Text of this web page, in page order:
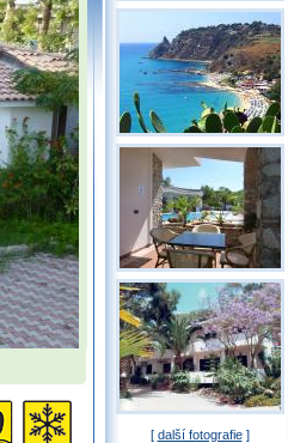
[ další fotografie]